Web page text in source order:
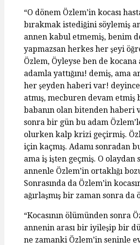
“O dönem Özlem’in kocası
bırakmak istediğini söylemiş
annen kabul etmemiş, benim
yapmazsan herkes her şeyi
Özlem, Öyleyse ben de kocana
adamla yattığını! demiş, ama
her şeyden haberi var!
atmış, mecburen devam etmiş
babanın olan bitenden haberi
sonra bir gün bu adam
olurken kalp krizi geçirmiş.
için kaçmış. Adamı sonradan
ama iş işten geçmiş. O olaydan
annenle Özlem’in ortaklığı
Sonrasında da Özlem’in
ağırlaşmış bir zaman sonra da
“Kocasının ölümünden sonra
annenin arası bir iyileşip bir
ne zamanki Özlem’in seninle